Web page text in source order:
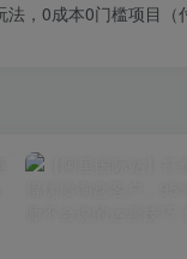
，0成本0门槛项目（